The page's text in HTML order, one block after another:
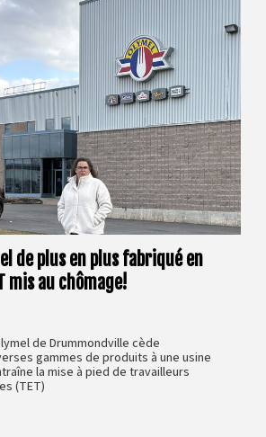
de plus en plus fabriqué en
mis au chômage!
de Drummondville cède
gammes de produits à une usine
la mise à pied de travailleurs
(TET)